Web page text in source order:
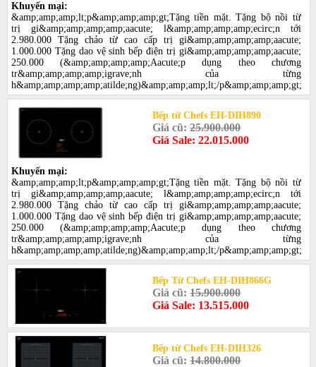
Khuyến mại:
&amp;amp;amp;lt;p&amp;amp;amp;gt;Tặng tiền mặt. Tặng bộ nồi từ
trị gi&amp;amp;amp;amp;aacute; l&amp;amp;amp;amp;ecirc;n tới
2.980.000 Tặng chảo từ cao cấp trị gi&amp;amp;amp;amp;aacute;
1.000.000 Tặng dao vệ sinh bếp điện trị gi&amp;amp;amp;amp;aacute;
250.000 (&amp;amp;amp;amp;Aacute;p dụng theo chương
tr&amp;amp;amp;amp;igrave;nh của từng
h&amp;amp;amp;amp;atilde;ng)&amp;amp;amp;lt;/p&amp;amp;amp;gt;
Bếp từ Chefs EH-DIH890
Giá cũ:25.900.000
Giá Sale: 22.015.000
Khuyến mại:
&amp;amp;amp;lt;p&amp;amp;amp;gt;Tặng tiền mặt. Tặng bộ nồi từ
trị gi&amp;amp;amp;amp;aacute; l&amp;amp;amp;amp;ecirc;n tới
2.980.000 Tặng chảo từ cao cấp trị gi&amp;amp;amp;amp;aacute;
1.000.000 Tặng dao vệ sinh bếp điện trị gi&amp;amp;amp;amp;aacute;
250.000 (&amp;amp;amp;amp;Aacute;p dụng theo chương
tr&amp;amp;amp;amp;igrave;nh của từng
h&amp;amp;amp;amp;atilde;ng)&amp;amp;amp;lt;/p&amp;amp;amp;gt;
Bếp Từ Chefs EH-DIH866G
Giá cũ:15.900.000
Giá Sale: 13.515.000
Bếp từ Chefs EH-DIH326
Giá cũ:14.800.000